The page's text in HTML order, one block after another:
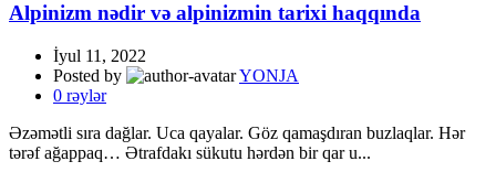
Alpinizm nədir və alpinizmin tarixi haqqında
İyul 11, 2022
Posted by
YONJA
0 rəylər
Əzəmətli sıra dağlar. Uca qayalar. Göz qamaşdıran buzlaqlar. Hər
tərəf ağappaq… Ətrafdakı sükutu hərdən bir qar u...